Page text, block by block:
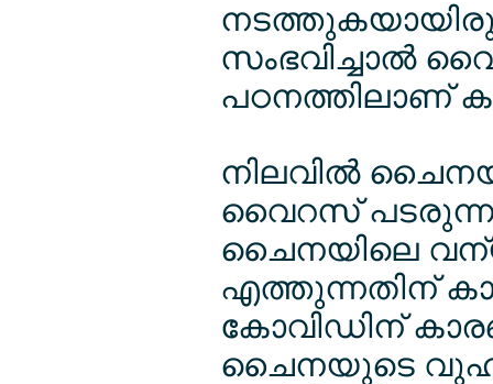
സംഭവിച്ചാല്‍
പഠനത്തിലാണ്
നിലവില്‍
വൈറസ്
ചൈനയിലെ
എത്തുന്നതിന്
കോവിഡിന്
ചൈനയുടെ